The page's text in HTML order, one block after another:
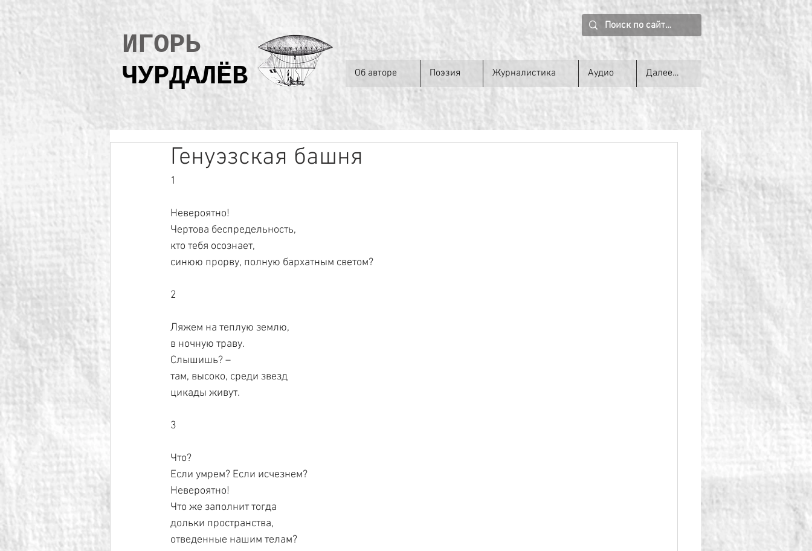
ИГОРЬ
ЧУРДАЛЁВ
Об авторе Поэзия Журналистика Аудио Далее…
Генуэзская башня
1
Невероятно!
Чертова беспредельность,
кто тебя осознает,
синюю прорву, полную бархатным светом?
2
Ляжем на теплую землю,
в ночную траву.
Слышишь? –
там, высоко, среди звезд
цикады живут.
3
Что?
Если умрем? Если исчезнем?
Невероятно!
Что же заполнит тогда
дольки пространства,
отведенные нашим телам?